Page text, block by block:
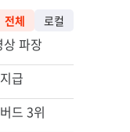
전체 로컬
파장
급
드 3위